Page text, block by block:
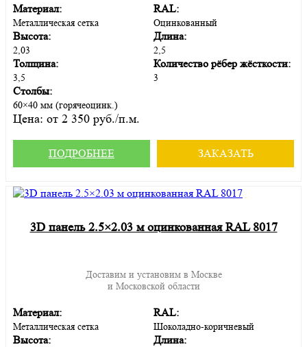
Материал:
Металлическая сетка
RAL:
Оцинкованный
Высота:
2,03
Длина:
2,5
Толщина:
3,5
Количество рёбер жёсткости:
3
Столбы:
60×40 мм (горячеоцинк.)
Цена: от 2 350 руб./п.м.
ПОДРОБНЕЕ ЗАКАЗАТЬ
3D панель 2.5×2.03 м оцинкованная RAL 8017
Доставим и установим в Москве
и Московской области
Материал:
Металлическая сетка
RAL:
Шоколадно-коричневый
Высота: Длина: